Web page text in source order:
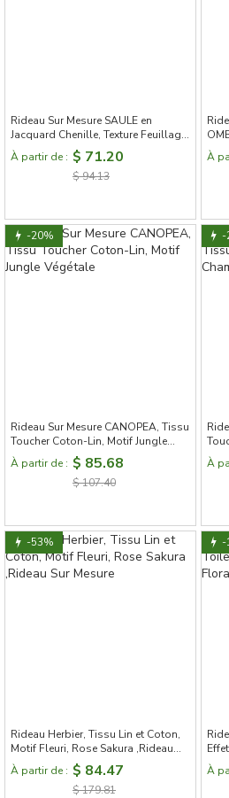
Rideau Sur Mesure SAULE en
Jacquard Chenille, Texture Feuillage,
Occultation Totale
À partir de : $ 71.20
$ 94.13
À
-20%
Rideau Sur Mesure CANOPEA, Tissu
Toucher Coton-Lin, Motif Jungle
Végétale
À partir de : $ 85.68
$ 107.40
-
de
À
-53%
Rideau Herbier, Tissu Lin et Coton,
Motif Fleuri, Rose Sakura ,Rideau
Sur Mesure
À partir de : $ 84.47
$ 179.81
-
À